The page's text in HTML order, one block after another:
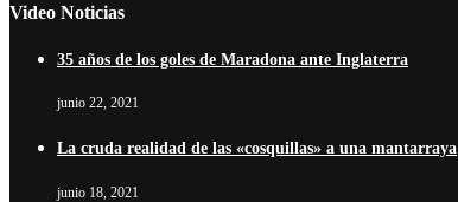
Video Noticias
35 años de los goles de Maradona ante Inglaterra
junio 22, 2021
La cruda realidad de las «cosquillas» a una mantarraya
junio 18, 2021